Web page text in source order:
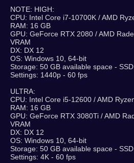
NOTE: HIGH:
CPU: Intel Core i7-10700K / AMD
RAM: 16 GB
GPU: GeForce RTX 2080 / AMD
VRAM
DX: DX 12
OS: Windows 10, 64-bit
Storage: 50 GB available space - SSD
Settings: 1440p - 60 fps
ULTRA:
CPU: Intel Core i5-12600 / AMD
RAM: 16 GB
GPU: GeForce RTX 3080Ti / AMD
VRAM
DX: DX 12
OS: Windows 10, 64-bit
Storage: 50 GB available space - SSD
Settings: 4K - 60 fps